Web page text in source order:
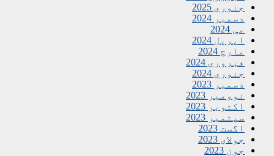
جنوري 2025
دسمبر 2024
مې 2024
اپریل 2024
مارچ 2024
فبروري 2024
جنوري 2024
دسمبر 2023
نوومبر 2023
اکتوبر 2023
سپتمبر 2023
اگست 2023
جولای 2023
جون 2023